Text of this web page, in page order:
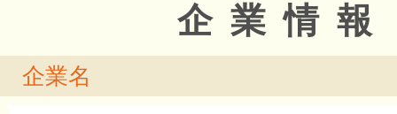
企業情報
企業名